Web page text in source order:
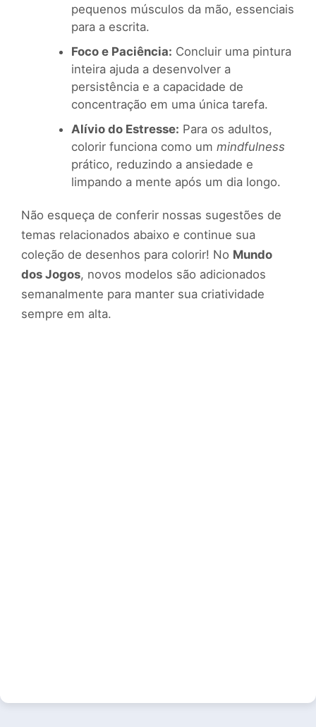
pequenos músculos da mão, essenciais
para a escrita.
Foco e Paciência: Concluir uma pintura
inteira ajuda a desenvolver a
persistência e a capacidade de
concentração em uma única tarefa.
Alívio do Estresse: Para os adultos,
colorir funciona como um mindfulness
prático, reduzindo a ansiedade e
limpando a mente após um dia longo.
Não esqueça de conferir nossas sugestões de
temas relacionados abaixo e continue sua
coleção de desenhos para colorir! No Mundo
dos Jogos, novos modelos são adicionados
semanalmente para manter sua criatividade
sempre em alta.